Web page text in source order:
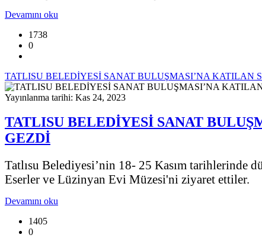
Devamını oku
1738
0
TATLISU BELEDİYESİ SANAT BULUŞMASI’NA KATILAN
Yayınlanma tarihi: Kas 24, 2023
TATLISU BELEDİYESİ SANAT
GEZDİ
Tatlısu Belediyesi’nin 18- 25 Kasım tarihlerinde
Eserler ve Lüzinyan Evi Müzesi'ni ziyaret ettiler.
Devamını oku
1405
0